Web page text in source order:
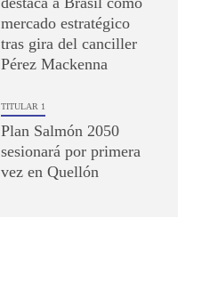
mercado estratégico
tras gira del canciller
Pérez Mackenna
TITULAR 1
Plan Salmón 2050
sesionará por primera
vez en Quellón